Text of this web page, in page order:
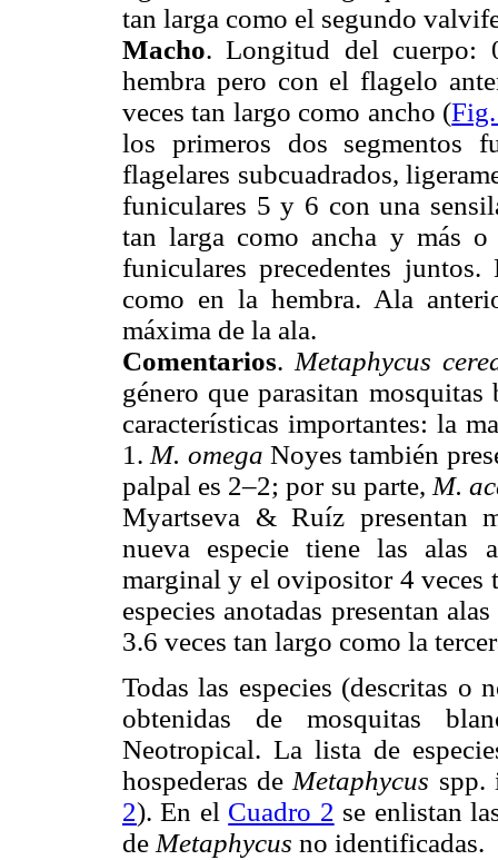
tan larga como el segundo
Macho. Longitud del cuerpo:
hembra pero con el flagelo
veces tan largo como ancho (
los primeros dos segmentos
flagelares subcuadrados,
funiculares 5 y 6 con una
tan larga como ancha y más
funiculares precedentes
como en la hembra. Ala
máxima de la ala.
Comentarios. Metaphycus
género que parasitan
características importantes: la
1. M. omega Noyes también
palpal es 2–2; por su parte, M.
Myartseva & Ruíz presentan
nueva especie tiene las alas
marginal y el ovipositor 4 veces
especies anotadas presentan
3.6 veces tan largo como la
Todas las especies (descritas o
obtenidas de mosquitas
Neotropical. La lista de
hospederas de Metaphycus spp.
2). En el Cuadro 2 se enlistan
de Metaphycus no identificadas.